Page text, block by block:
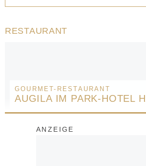
RESTAURANT
GOURMET-RESTAURANT
AUGILA IM PARK-HOTEL
ANZEIGE